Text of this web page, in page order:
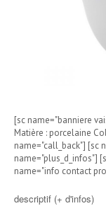
[sc name="banniere
Matière : porcelaine
name="call_back"] [sc
name="plus_d_infos"]
name="info contact
descriptif (+ d'infos)